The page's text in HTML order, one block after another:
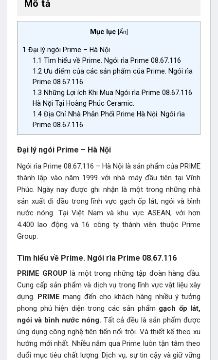
Mô tả
Mục lục Ẩn
1 Đại lý ngói Prime – Hà Nội
1.1 Tìm hiểu về Prime. Ngói rìa Prime 08.67.116
1.2 Ưu điểm của các sản phẩm của Prime. Ngói rìa
Prime 08.67.116
1.3 Những Lợi ích Khi Mua Ngói rìa Prime 08.67.116
Hà Nội Tại Hoàng Phúc Ceramic.
1.4 Địa Chỉ Nhà Phân Phối Prime Hà Nội. Ngói rìa
Prime 08.67.116
Đại lý ngói Prime – Hà Nội
Ngói rìa Prime 08.67.116 – Hà Nội là sản phẩm của PRIME
thành lập vào năm 1999 với nhà máy đầu tiên tại Vĩnh
Phúc. Ngày nay được ghi nhận là một trong những nhà
sản xuất đi đầu trong lĩnh vực gạch ốp lát, ngói và bình
nước nóng. Tại Việt Nam và khu vực ASEAN, với hơn
4.400 lao động và 16 công ty thành viên thuộc Prime
Group.
Tìm hiểu về Prime. Ngói rìa Prime 08.67.116
PRIME GROUP là một trong những tập đoàn hàng đầu.
Cung cấp sản phẩm và dịch vụ trong lĩnh vực vật liệu xây
dựng. PRIME mang đến cho khách hàng nhiều ý tưởng
phong phú hiện diện trong các sản phẩm gạch ốp lát,
ngói và bình nước nóng. Tất cả đều là sản phẩm được
ứng dụng công nghệ tiên tiến nổi trội. Và thiết kế theo xu
hướng mới nhất. Nhiều năm qua Prime luôn tận tâm theo
đuổi mục tiêu chất lượng. Dịch vụ, sự tin cậy và giữ vững